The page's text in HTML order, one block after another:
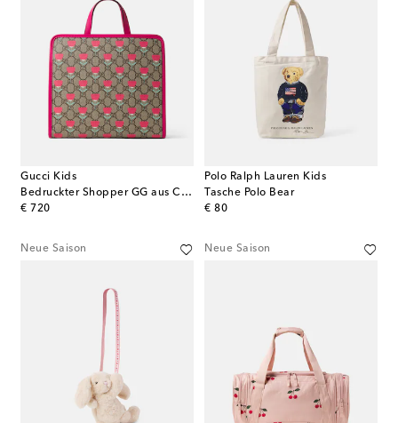
Gucci Kids
Bedruckter Shopper GG aus Canvas
€ 720
original price
Polo Ralph Lauren Kids
Tasche Polo Bear
€ 80
original price
Neue Saison Neue Saison